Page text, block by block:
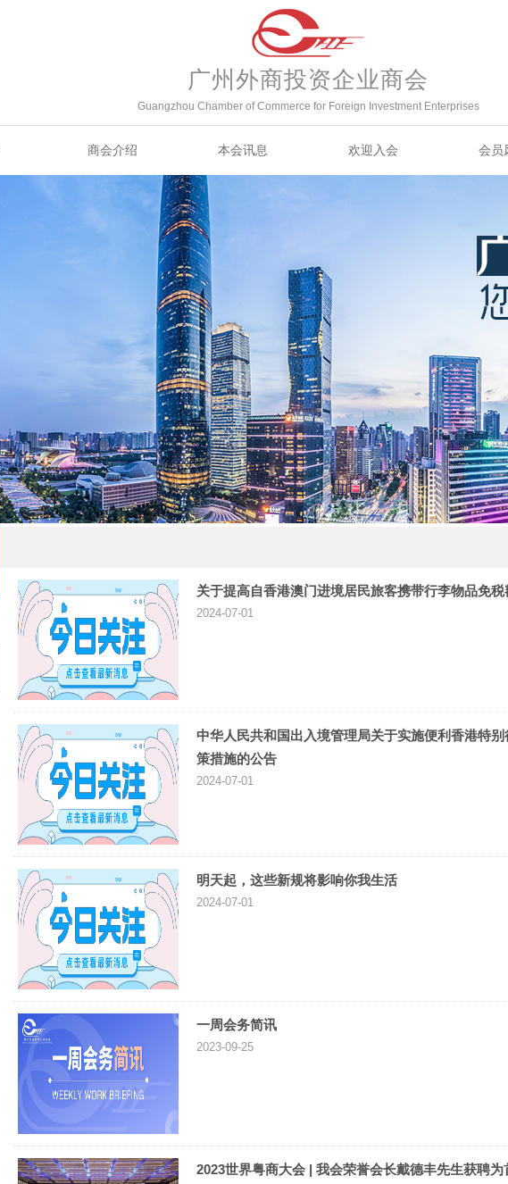
广州外商投资企业商会
Guangzhou Chamber of Commerce for Foreign Investment Enterprises
商会介绍 本会讯息 欢迎入会 会员
关于提高自香港澳门进境居民旅客携带行李物品免
2024-07-01
中华人民共和国出入境管理局关于实施便利香港特
策措施的公告
2024-07-01
明天起，这些新规将影响你我生活
2024-07-01
一周会务简讯
2023-09-25
2023世界粤商大会 | 我会荣誉会长戴德丰先生获聘